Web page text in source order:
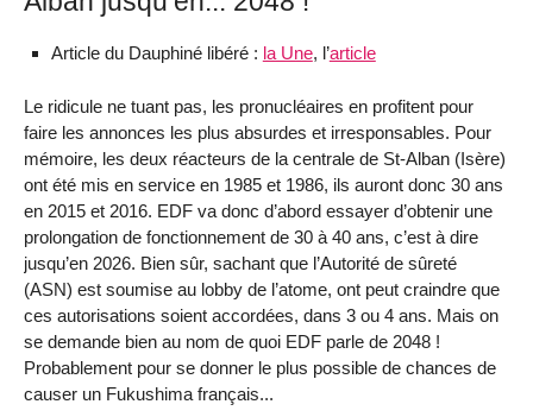
Article du Dauphiné libéré : la Une, l’article
Le ridicule ne tuant pas, les pronucléaires en profitent pour
faire les annonces les plus absurdes et irresponsables. Pour
mémoire, les deux réacteurs de la centrale de St-Alban (Isère)
ont été mis en service en 1985 et 1986, ils auront donc 30 ans
en 2015 et 2016. EDF va donc d’abord essayer d’obtenir une
prolongation de fonctionnement de 30 à 40 ans, c’est à dire
jusqu’en 2026. Bien sûr, sachant que l’Autorité de sûreté
(ASN) est soumise au lobby de l’atome, ont peut craindre que
ces autorisations soient accordées, dans 3 ou 4 ans. Mais on
se demande bien au nom de quoi EDF parle de 2048 !
Probablement pour se donner le plus possible de chances de
causer un Fukushima français...